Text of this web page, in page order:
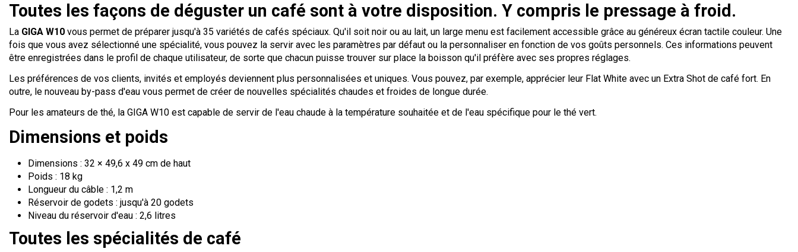
Toutes les façons de déguster un café sont à votre disposition. Y compris le pressage à froid.
La GIGA W10 vous permet de préparer jusqu'à 35 variétés de cafés spéciaux. Qu'il soit noir ou au lait, un large menu est facilement accessible grâce au généreux écran tactile couleur. Une
fois que vous avez sélectionné une spécialité, vous pouvez la servir avec les paramètres par défaut ou la personnaliser en fonction de vos goûts personnels. Ces informations peuvent
être enregistrées dans le profil de chaque utilisateur, de sorte que chacun puisse trouver sur place la boisson qu'il préfère avec ses propres réglages.
Les préférences de vos clients, invités et employés deviennent plus personnalisées et uniques. Vous pouvez, par exemple, apprécier leur Flat White avec un Extra Shot de café fort. En
outre, le nouveau by-pass d'eau vous permet de créer de nouvelles spécialités chaudes et froides de longue durée.
Pour les amateurs de thé, la GIGA W10 est capable de servir de l'eau chaude à la température souhaitée et de l'eau spécifique pour le thé vert.
Dimensions et poids
Dimensions : 32 × 49,6 x 49 cm de haut
Poids : 18 kg
Longueur du câble : 1,2 m
Réservoir de godets : jusqu'à 20 godets
Niveau du réservoir d'eau : 2,6 litres
Toutes les spécialités de café